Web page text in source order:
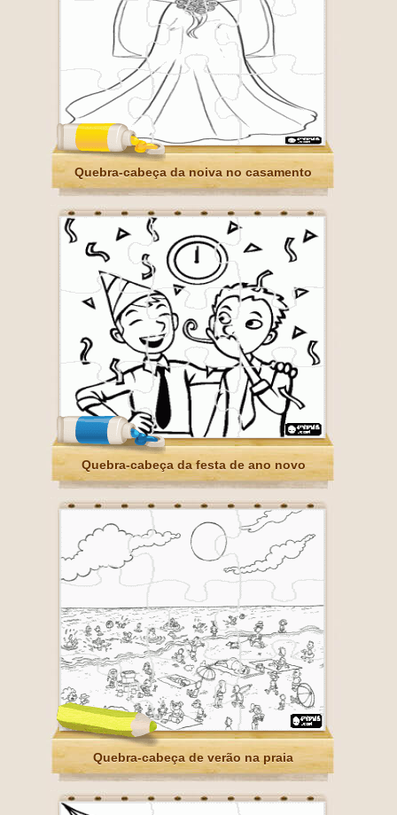
Quebra-cabeça da noiva no casamento
Quebra-cabeça da festa de ano novo
Quebra-cabeça de verão na praia